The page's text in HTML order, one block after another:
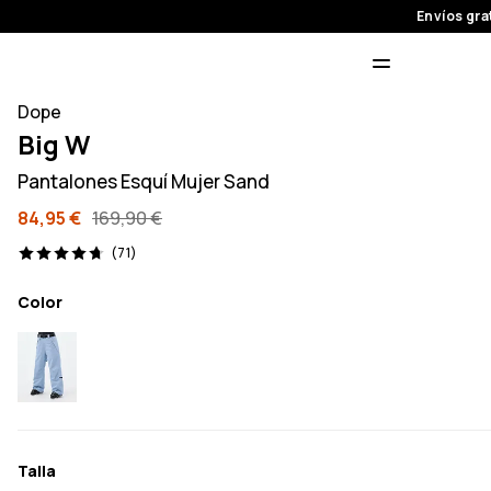
Envíos
Dope
Big W
Pantalones Esquí Mujer Sand
84,95 € 169,90 €
(71)
71 opiniones, 4.7/5
Color
Talla